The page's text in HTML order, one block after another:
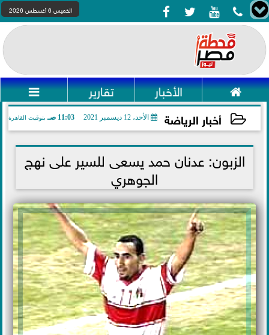
    الخميس 6 أغسطس 2026
 الأخبار تقارير 
أخبار الرياضة الأحد، 12 ديسمبر 2021 11:03 صـ بتوقيت القاهرة
2021-12-12 11:03:49
الزبون: عدنان حمد يسعى للسير على نهج
الجوهري